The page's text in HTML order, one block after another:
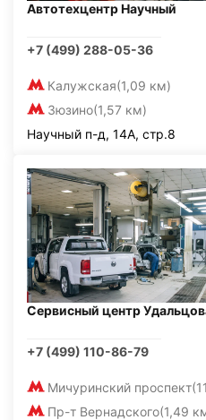
Автотехцентр Научный
+7 (499) 288-05-36
Калужская(1,09 км)
Зюзино(1,57 км)
Научный п-д, 14А, стр.8
Сервисный центр
+7 (499) 110-86-79
Мичуринский проспект
Пр-т Вернадского(1,49